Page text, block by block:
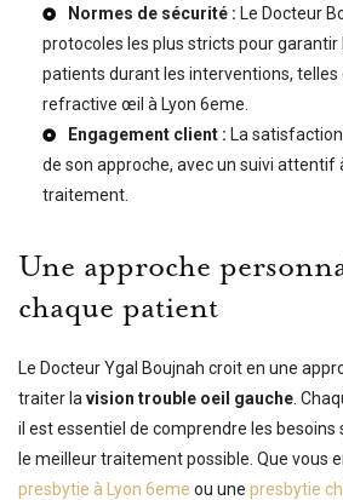
Normes de sécurité : Le Docteur
protocoles les plus stricts pour garantir
patients durant les interventions, telles
refractive œil à Lyon 6eme
Engagement client : La
de son approche, avec un suivi attentif
traitement.
Une approche
chaque patient
Le Docteur Ygal Boujnah croit en une
traiter la vision trouble oeil gauche .
il est essentiel de comprendre les
le meilleur traitement possible. Que vous
presbytie à Lyon 6eme ou une presbytie